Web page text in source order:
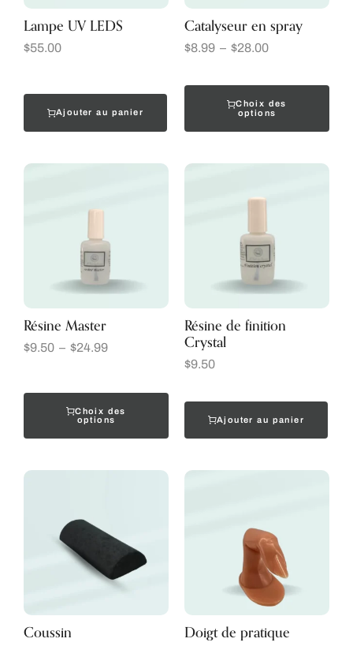
Lampe UV LEDS
$55.00
Ajouter au panier
Catalyseur en spray
$8.99 – $28.00
Choix des
options
Résine Master
$9.50 – $24.99
Choix des
options
Résine de finition
Crystal
$9.50
Ajouter au panier
Coussin Doigt de pratique